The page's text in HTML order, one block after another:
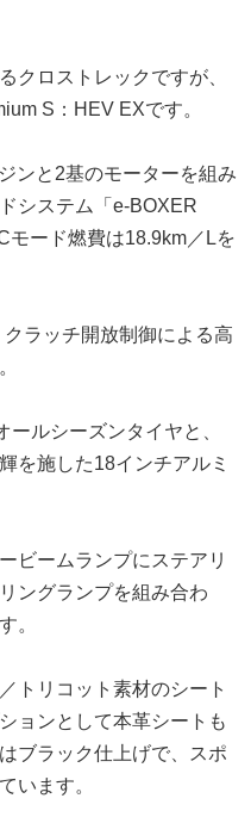
クロストレックですが、
S：HEV EXです。
ンと2基のモーターを組み
システム「e-BOXER
モード燃費は18.9km／Lを
ラッチ開放制御による高
ルシーズンタイヤと、
を施した18インチアルミ
ビームランプにステアリ
ングランプを組み合わ
。
トリコット素材のシート
ョンとして本革シートも
ブラック仕上げで、スポ
います。